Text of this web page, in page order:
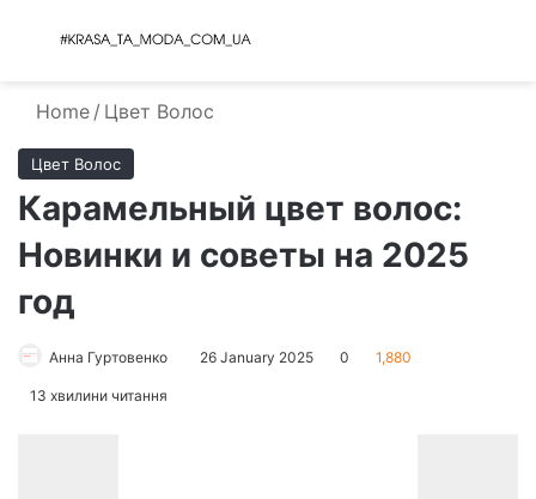
Menu
Home / Цвет Волос
Цвет Волос
Карамельный цвет волос:
Новинки и советы на 2025
год
Анна Гуртовенко 26 January 2025 0 1,880
13 хвилини читання